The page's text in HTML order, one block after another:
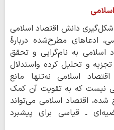
دانش اقتصاد اسلامی
ادعاهای مطرح‌شده دربارهٔ
اسلامی به نام‌گرایی و تحقق
و تحلیل کرده واستدلال
اسلامی نه‌تنها مانع
نیست که به تقویت آن کمک
اقتصاد اسلامی می‌تواند
ـ قیاسی برای پیشبرد